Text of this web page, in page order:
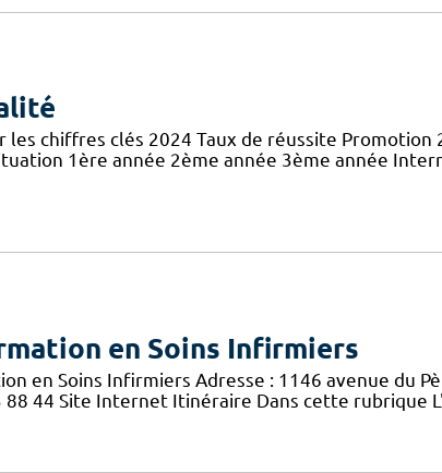
les chiffres clés 2024 Taux de réussite Promotion
1ère année 2ème année 3ème année
en Soins Infirmiers
en Soins Infirmiers Adresse : 1146 avenue du
88 44 Site Internet Itinéraire Dans cette rubrique